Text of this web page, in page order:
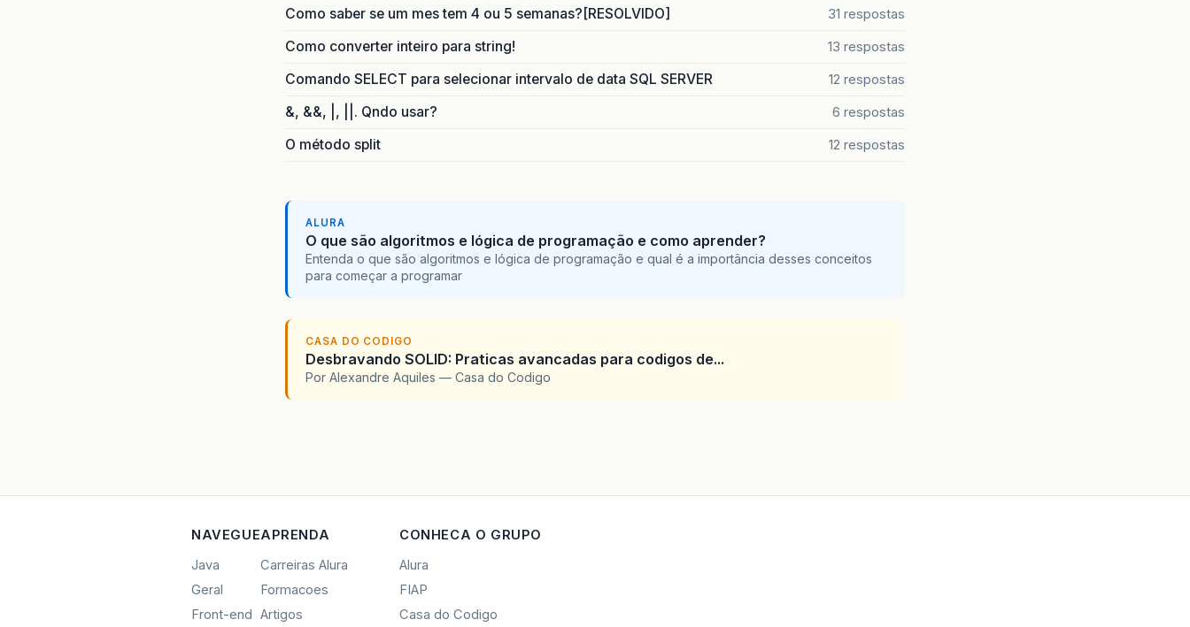
Como saber se um mes tem 4 ou 5 semanas?[RESOLVIDO] 31 respostas
Como converter inteiro para string! 13 respostas
Comando SELECT para selecionar intervalo de data SQL SERVER 12 respostas
&, &&, |, ||. Qndo usar? 6 respostas
O método split 12 respostas
ALURA
O que são algoritmos e lógica de programação e como aprender?
Entenda o que são algoritmos e lógica de programação e qual é a importância desses conceitos
para começar a programar
CASA DO CODIGO
Desbravando SOLID: Praticas avancadas para codigos de...
Por Alexandre Aquiles — Casa do Codigo
NAVEGUE
Java
Geral
Front-end
APRENDA
Carreiras Alura
Formacoes
Artigos
CONHECA O GRUPO
Alura
FIAP
Casa do Codigo